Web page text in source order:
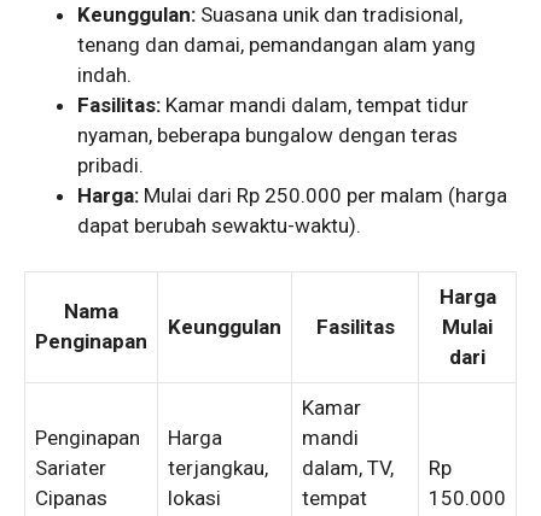
Keunggulan: Suasana unik dan tradisional,
tenang dan damai, pemandangan alam yang
indah.
Fasilitas: Kamar mandi dalam, tempat tidur
nyaman, beberapa bungalow dengan teras
pribadi.
Harga: Mulai dari Rp 250.000 per malam (harga
dapat berubah sewaktu-waktu).
Nama
Penginapan
Keunggulan Fasilitas
Harga
Mulai
dari
Penginapan
Sariater
Cipanas
Harga
terjangkau,
lokasi
Kamar
mandi
dalam, TV,
tempat
Rp
150.000